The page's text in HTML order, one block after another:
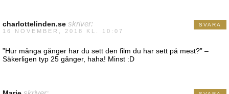
charlottelinden.se skriver:
16 NOVEMBER, 2018 KL. 10:07
”Hur många gånger har du sett den film du har sett på mest?” –
Säkerligen typ 25 gånger, haha! Minst :D
SVARA